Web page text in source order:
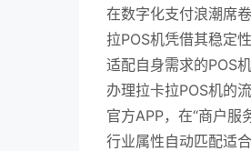
在数字化支付浪潮席
拉POS机凭借其稳定
适配自身需求的POS
办理拉卡拉POS机的
官方APP，在“商户服
行业属性自动匹配适